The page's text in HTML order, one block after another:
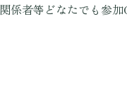
係者等どなたでも参加